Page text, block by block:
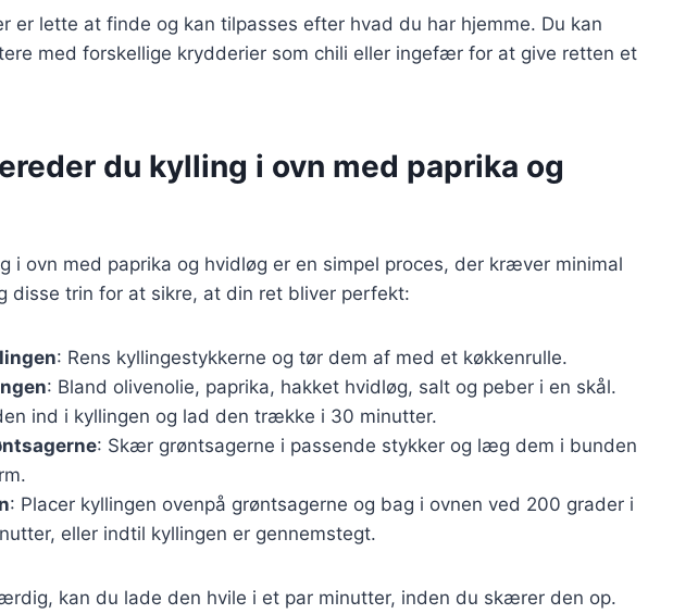
er lette at finde og kan tilpasses efter hvad du har hjemme. Du kan
med forskellige krydderier som chili eller ingefær for at give retten et
du kylling i ovn med paprika og
i ovn med paprika og hvidløg er en simpel proces, der kræver minimal
disse trin for at sikre, at din ret bliver perfekt:
: Rens kyllingestykkerne og tør dem af med et køkkenrulle.
: Bland olivenolie, paprika, hakket hvidløg, salt og peber i en skål.
ind i kyllingen og lad den trække i 30 minutter.
: Skær grøntsagerne i passende stykker og læg dem i bunden
: Placer kyllingen ovenpå grøntsagerne og bag i ovnen ved 200 grader i
eller indtil kyllingen er gennemstegt.
kan du lade den hvile i et par minutter, inden du skærer den op.